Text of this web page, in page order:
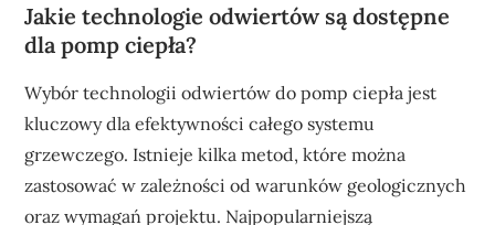
Jakie technologie odwiertów są dostępne
dla pomp ciepła?
Wybór technologii odwiertów do pomp ciepła jest
kluczowy dla efektywności całego systemu
grzewczego. Istnieje kilka metod, które można
zastosować w zależności od warunków geologicznych
oraz wymagań projektu. Najpopularniejszą